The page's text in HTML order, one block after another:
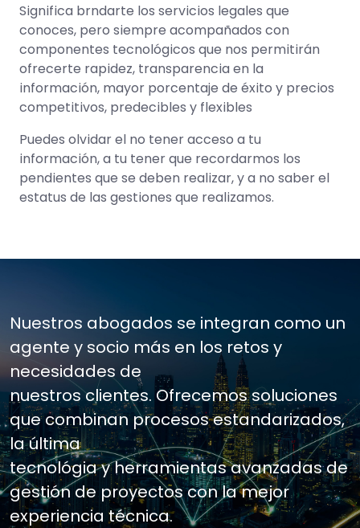
Significa brndarte los servicios legales que
conoces, pero siempre acompañados con
componentes tecnológicos que nos permitirán
ofrecerte rapidez, transparencia en la
información, mayor porcentaje de éxito y precios
competitivos, predecibles y flexibles
Puedes olvidar el no tener acceso a tu
información, a tu tener que recordarmos los
pendientes que se deben realizar, y a no saber el
estatus de las gestiones que realizamos.
Nuestros abogados se integran como un
agente y socio más en los retos y
necesidades de
nuestros clientes. Ofrecemos soluciones
que combinan procesos estandarizados,
la última
tecnológia y herramientas avanzadas de
gestión de proyectos con la mejor
experiencia técnica.